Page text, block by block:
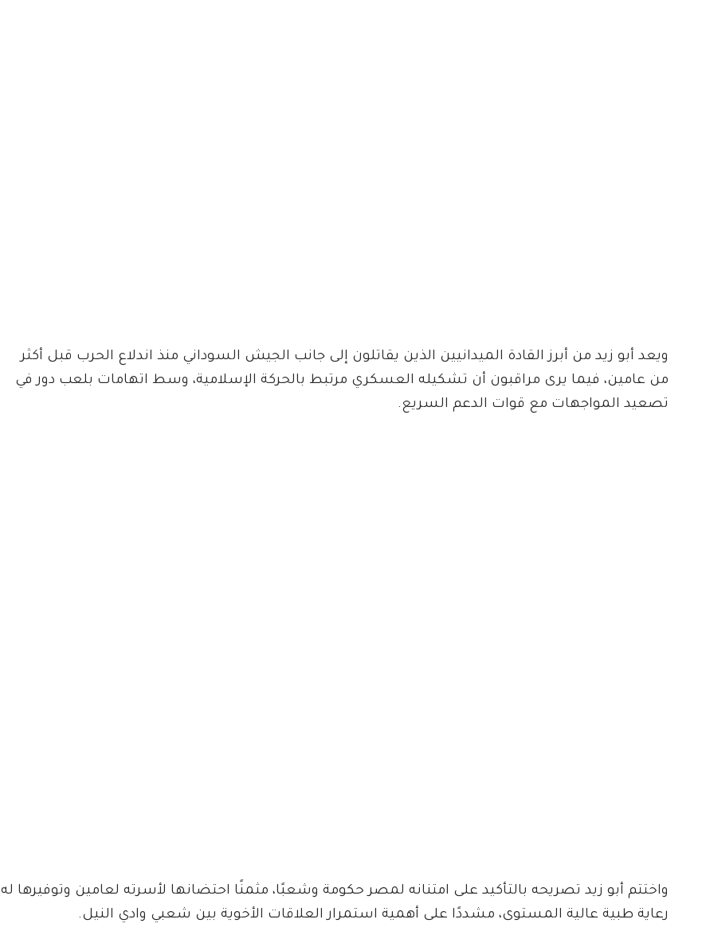
ويعد أبو زيد من أبرز القادة الميدانيين الذين يقاتلون إلى جانب الجيش السوداني منذ اندلاع الحرب قبل أكثر
من عامين، فيما يرى مراقبون أن تشكيله العسكري مرتبط بالحركة الإسلامية، وسط اتهامات بلعب دور في
تصعيد المواجهات مع قوات الدعم السريع.
واختتم أبو زيد تصريحه بالتأكيد على امتنانه لمصر حكومة وشعبًا، مثمنًا احتضانها لأسرته لعامين وتوفيرها له
رعاية طبية عالية المستوى، مشددًا على أهمية استمرار العلاقات الأخوية بين شعبي وادي النيل.